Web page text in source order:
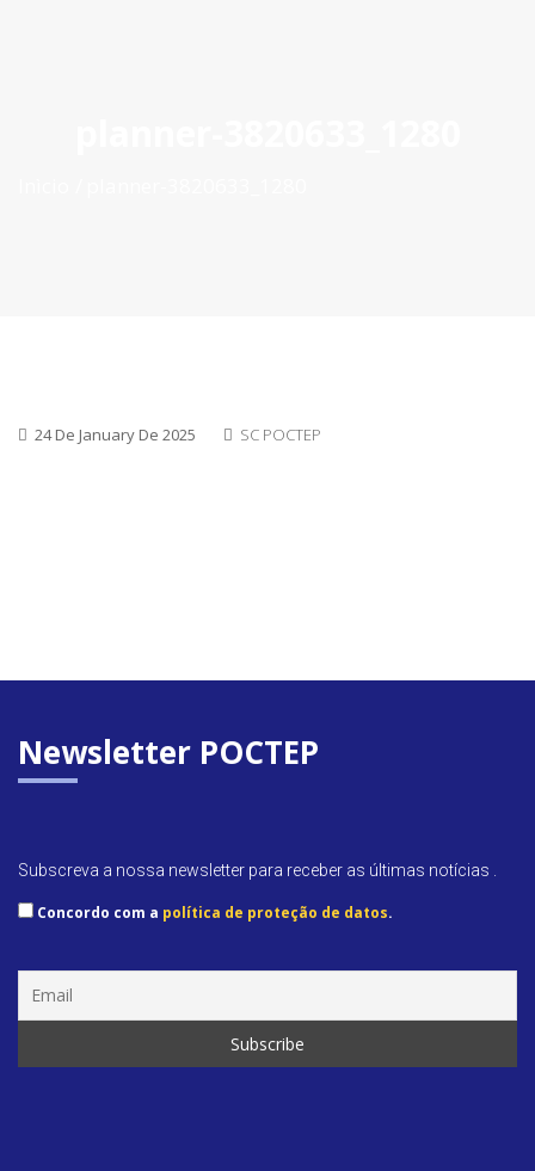
24 De January De 2025 SC POCTEP
Newsletter POCTEP
Subscreva a nossa newsletter para receber as últimas notícias .
Concordo com a política de proteção de datos.